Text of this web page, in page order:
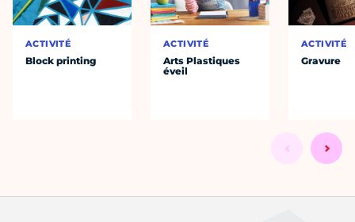
ACTIVITÉ
Block printing
ACTIVITÉ
Arts Plastiques
éveil
ACTIVITÉ
Gravure